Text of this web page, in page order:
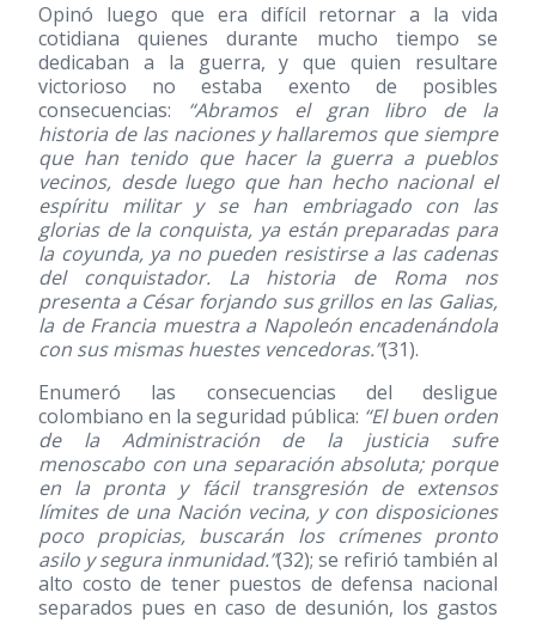
Opinó luego que era difícil retornar a la vida
cotidiana quienes durante mucho tiempo se
dedicaban a la guerra, y que quien resultare
victorioso no estaba exento de posibles
consecuencias: “Abramos el gran libro de la
historia de las naciones y hallaremos que siempre
que han tenido que hacer la guerra a pueblos
vecinos, desde luego que han hecho nacional el
espíritu militar y se han embriagado con las
glorias de la conquista, ya están preparadas para
la coyunda, ya no pueden resistirse a las cadenas
del conquistador. La historia de Roma nos
presenta a César forjando sus grillos en las Galias,
la de Francia muestra a Napoleón encadenándola
con sus mismas huestes vencedoras.”(31).
Enumeró las consecuencias del desligue
colombiano en la seguridad pública: “El buen orden
de la Administración de la justicia sufre
menoscabo con una separación absoluta; porque
en la pronta y fácil transgresión de extensos
límites de una Nación vecina, y con disposiciones
poco propicias, buscarán los crímenes pronto
asilo y segura inmunidad.”(32); se refirió también al
alto costo de tener puestos de defensa nacional
separados pues en caso de desunión, los gastos